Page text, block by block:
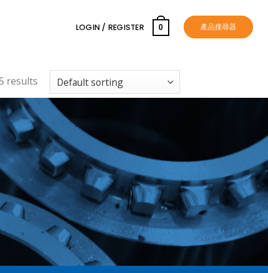
LOGIN / REGISTER 0 產品搜尋器
results